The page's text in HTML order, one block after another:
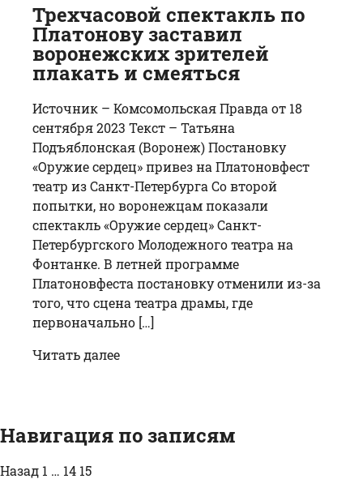
Трехчасовой спектакль по
Платонову заставил
воронежских зрителей
плакать и смеяться
Источник – Комсомольская Правда от 18
сентября 2023 Текст – Татьяна
Подъяблонская (Воронеж) Постановку
«Оружие сердец» привез на Платоновфест
театр из Санкт-Петербурга Со второй
попытки, но воронежцам показали
спектакль «Оружие сердец» Санкт-
Петербургского Молодежного театра на
Фонтанке. В летней программе
Платоновфеста постановку отменили из-за
того, что сцена театра драмы, где
первоначально […]
Читать далее
Навигация по записям
Назад 1 … 14 15